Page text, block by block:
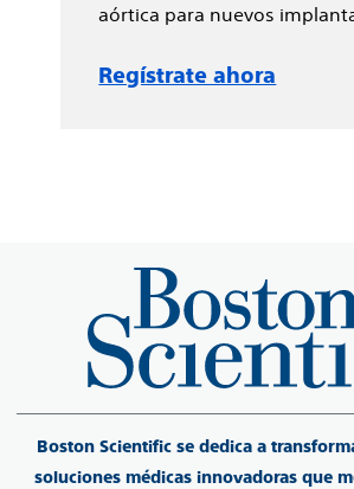
aórtica para nuevos
Regístrate ahora
Boston Scientific se dedica a
soluciones médicas innovadoras que